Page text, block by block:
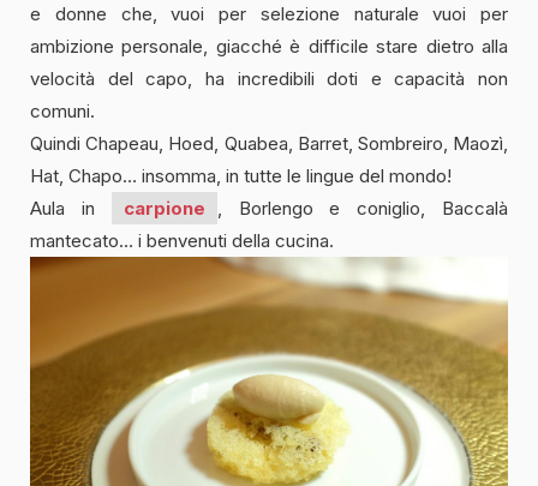
e donne che, vuoi per selezione naturale vuoi per
ambizione personale, giacché è difficile stare dietro alla
velocità del capo, ha incredibili doti e capacità non
comuni.
Quindi Chapeau, Hoed, Quabea, Barret, Sombreiro, Maozì,
Hat, Chapo… insomma, in tutte le lingue del mondo!
Aula in
carpione
, Borlengo e coniglio, Baccalà
mantecato… i benvenuti della cucina.